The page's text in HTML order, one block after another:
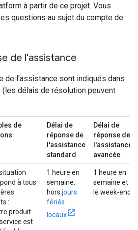
à partir de ce projet. Vous
questions au sujet du compte de
de l'assistance
de l'assistance sont indiqués dans
délais de résolution peuvent
de
Délai de
réponse de
l'assistance
standard
Délai de
réponse de
l'assistance
avancée
à tous
:
produit
est
1 heure en
semaine,
hors jours
fériés
locaux
1 heure en
semaine et
le week-end